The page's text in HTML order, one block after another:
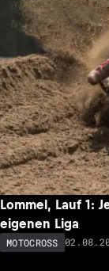
Lommel, Lauf 1:
eigenen Liga
MOTOCROSS